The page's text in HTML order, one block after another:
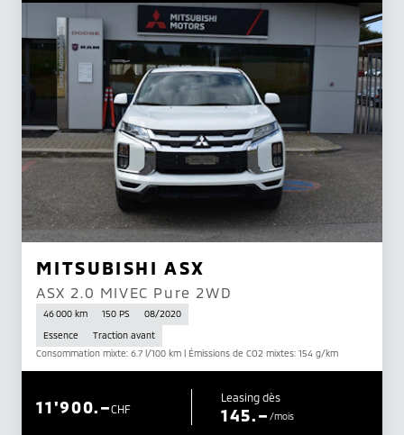
MITSUBISHI ASX
ASX 2.0 MIVEC Pure 2WD
46 000 km 150 PS
08/2020
Essence
Traction avant
Consommation mixte: 6.7 l/100 km | Émissions de CO2 mixtes: 154 g/km
CHF
11'900.– Leasing dès
145.– /mois